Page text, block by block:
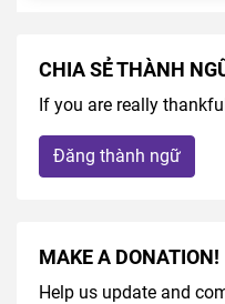
CHIA SẺ THÀNH
If you are really
Đăng thành ngữ
MAKE A DONATION!
Help us update and